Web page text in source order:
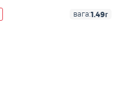
вага:1.49г